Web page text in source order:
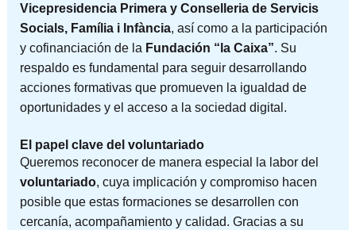
Vicepresidencia Primera y Conselleria de Servicis
Socials, Família i Infància, así como a la participación
y cofinanciación de la Fundación “la Caixa”. Su
respaldo es fundamental para seguir desarrollando
acciones formativas que promueven la igualdad de
oportunidades y el acceso a la sociedad digital.
El papel clave del voluntariado
Queremos reconocer de manera especial la labor del
voluntariado, cuya implicación y compromiso hacen
posible que estas formaciones se desarrollen con
cercanía, acompañamiento y calidad. Gracias a su